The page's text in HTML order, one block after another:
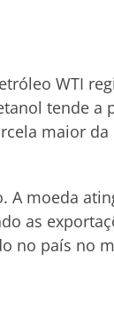
WTI
tende a
maior
A moeda
as
no país no